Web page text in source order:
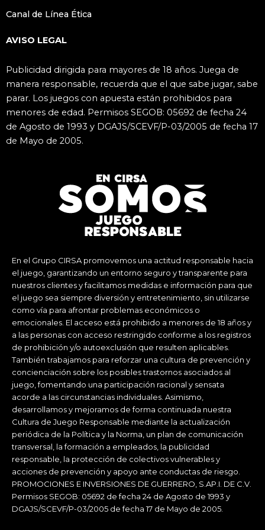
Canal de Línea Ética
AVISO LEGAL
Publicidad dirigida para mayores de 18 años. Juega de
manera responsable, recuerda que el que sabe jugar, sabe
parar. Los juegos con apuesta están prohibidos para
menores de edad. Permisos SEGOB: 05692 de fecha 24
de Agosto de 1993 y DGAJS/SCEVF/P-03/2005 de fecha 17
de Mayo de 2005.
En el Grupo CIRSA promovemos una actitud responsable hacia
el juego, garantizando un entorno seguro y transparente para
nuestros clientes y facilitamos medidas e información para que
el juego sea siempre diversión y entretenimiento, sin utilizarse
como vía para afrontar problemas económicos o
emocionales. El acceso está prohibido a menores de 18 años y
a las personas con acceso restringido conforme a los registros
de prohibición y/o autoexclusión que resulten aplicables.
También trabajamos para reforzar una cultura de prevención y
concienciación sobre los posibles trastornos asociados al
juego, fomentando una participación racional y sensata
acorde a las circunstancias individuales. Asimismo,
desarrollamos y mejoramos de forma continuada nuestra
Cultura de Juego Responsable mediante la actualización
periódica de la Política y la Norma, un plan de comunicación
transversal, la formación a empleados, la publicidad
responsable, la protección de colectivos vulnerables y
acciones de prevención y apoyo ante conductas de riesgo.
PROMOCIONES E INVERSIONES DE GUERRERO, S.AP.I. DE C.V.
Permisos SEGOB: 05692 de fecha 24 de Agosto de 1993 y
DGAJS/SCEVF/P-03/2005 de fecha 17 de Mayo de 2005.